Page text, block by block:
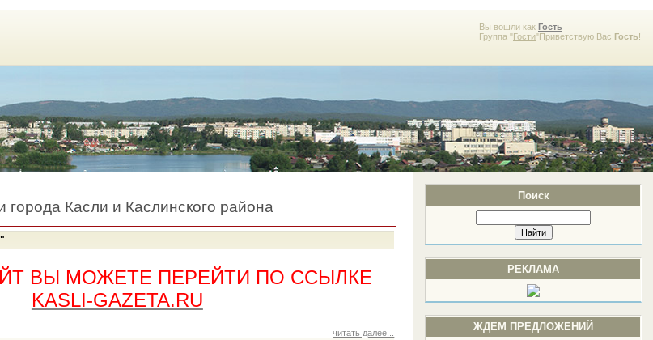
Вы вошли как Гость
Группа "Гости"Приветствую Вас Гость!
Поиск
РЕКЛАМА
ЖДЕМ ПРЕДЛОЖЕНИЙ
города Касли и Каслинского района
ВЫ МОЖЕТЕ ПЕРЕЙТИ ПО ССЫЛКЕ
KASLI-GAZETA.RU
читать далее...